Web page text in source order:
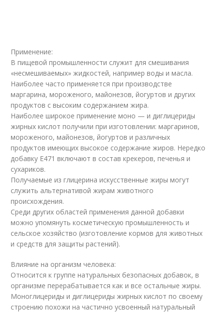
Применение:
В пищевой промышленности служит для смешивания
«несмешиваемых» жидкостей, например воды и масла.
Наиболее часто применяется при производстве
маргарина, мороженого, майонезов, йогуртов и других
продуктов с высоким содержанием жира.
Наиболее широкое применение моно — и диглицериды
жирных кислот получили при изготовлении: маргаринов,
мороженого, майонезов, йогуртов и различных
продуктов имеющих высокое содержание жиров. Нередко
добавку Е471 включают в состав крекеров, печенья и
сухариков.
Получаемые из глицерина искусственные жиры могут
служить альтернативой жирам животного
происхождения.
Среди других областей применения данной добавки
можно упомянуть косметическую промышленность и
сельское хозяйство (изготовление кормов для животных
и средств для защиты растений).
Влияние на организм человека:
Относится к группе натуральных безопасных добавок, в
организме перерабатывается как и все остальные жиры.
Моноглицериды и диглицериды жирных кислот по своему
строению похожи на частично усвоенный натуральный